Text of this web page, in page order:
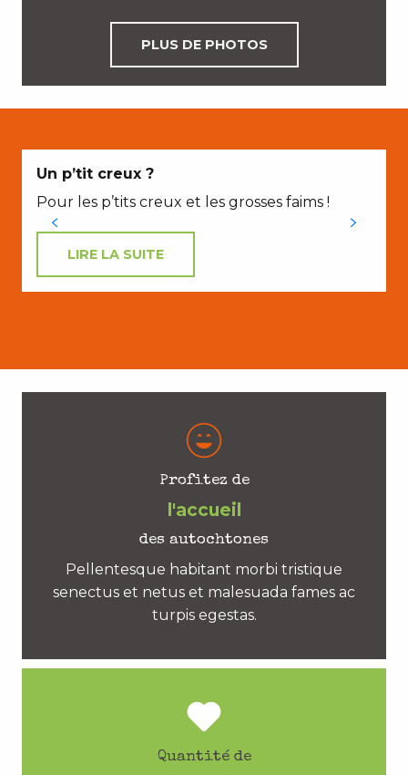
PLUS DE PHOTOS
Un p’tit creux ?
Pour les p’tits creux et les grosses faims !
LIRE LA SUITE
Profitez de
l'accueil
des autochtones
Pellentesque habitant morbi tristique
senectus et netus et malesuada fames ac
turpis egestas.
Quantité de